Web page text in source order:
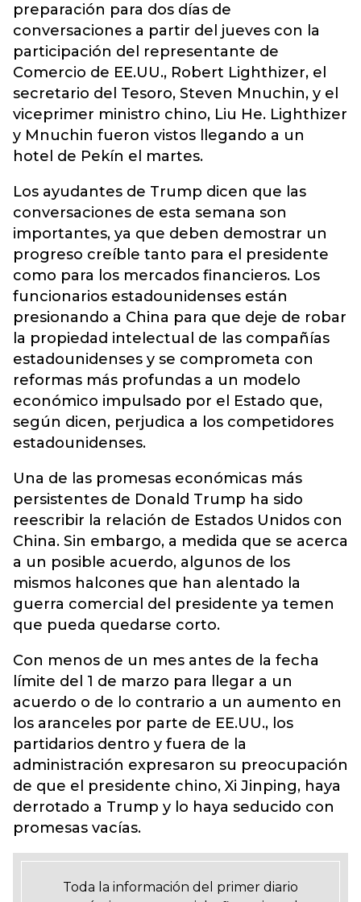
preparación para dos días de
conversaciones a partir del jueves con la
participación del representante de
Comercio de EE.UU., Robert Lighthizer, el
secretario del Tesoro, Steven Mnuchin, y el
viceprimer ministro chino, Liu He. Lighthizer
y Mnuchin fueron vistos llegando a un
hotel de Pekín el martes.
Los ayudantes de Trump dicen que las
conversaciones de esta semana son
importantes, ya que deben demostrar un
progreso creíble tanto para el presidente
como para los mercados financieros. Los
funcionarios estadounidenses están
presionando a China para que deje de robar
la propiedad intelectual de las compañías
estadounidenses y se comprometa con
reformas más profundas a un modelo
económico impulsado por el Estado que,
según dicen, perjudica a los competidores
estadounidenses.
Una de las promesas económicas más
persistentes de Donald Trump ha sido
reescribir la relación de Estados Unidos con
China. Sin embargo, a medida que se acerca
a un posible acuerdo, algunos de los
mismos halcones que han alentado la
guerra comercial del presidente ya temen
que pueda quedarse corto.
Con menos de un mes antes de la fecha
límite del 1 de marzo para llegar a un
acuerdo o de lo contrario a un aumento en
los aranceles por parte de EE.UU., los
partidarios dentro y fuera de la
administración expresaron su preocupación
de que el presidente chino, Xi Jinping, haya
derrotado a Trump y lo haya seducido con
promesas vacías.
Toda la información del primer diario